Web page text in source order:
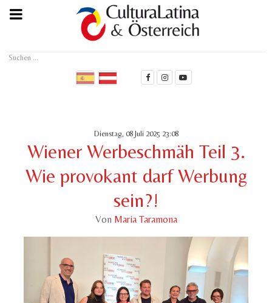
Suchen
Dienstag, 08 Juli 2025 23:08
Wiener Werbeschmäh Teil 3.
Wie provokant darf Werbung
sein?!
Von Maria Taramona